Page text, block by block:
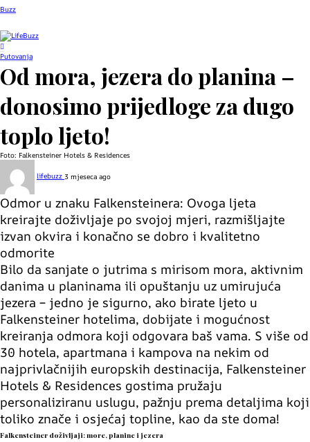
Buzz
Putovanja
Od mora, jezera do planina –
donosimo prijedloge za dugo
toplo ljeto!
Foto: Falkensteiner Hotels & Residences
lifebuzz 3 mjeseca ago
Odmor u znaku Falkensteinera: Ovoga ljeta
kreirajte doživljaje po svojoj mjeri, razmišljajte
izvan okvira i konačno se dobro i kvalitetno
odmorite
Bilo da sanjate o jutrima s mirisom mora, aktivnim
danima u planinama ili opuštanju uz umirujuća
jezera – jedno je sigurno, ako birate ljeto u
Falkensteiner hotelima, dobijate i mogućnost
kreiranja odmora koji odgovara baš vama. S više od
30 hotela, apartmana i kampova na nekim od
najprivlačnijih europskih destinacija, Falkensteiner
Hotels & Residences gostima pružaju
personaliziranu uslugu, pažnju prema detaljima koji
toliko znače i osjećaj topline, kao da ste doma!
Falkensteiner doživljaji: more, planine i jezera